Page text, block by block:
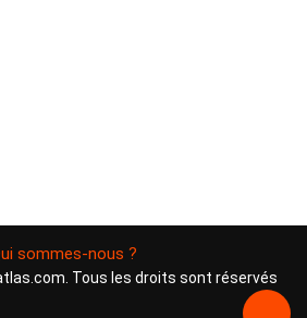
sommes-nous ?
Tous les droits sont réservés